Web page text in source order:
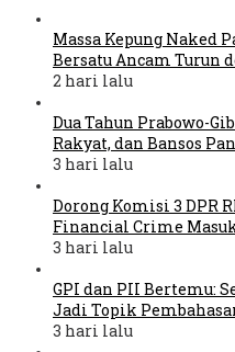
Massa Kepung Naked
Bersatu Ancam Turun
2 hari lalu
Dua Tahun Prabowo-
Rakyat, dan Bansos
3 hari lalu
Dorong Komisi 3 DPR
Financial Crime
3 hari lalu
GPI dan PII Bertemu:
Jadi Topik
3 hari lalu